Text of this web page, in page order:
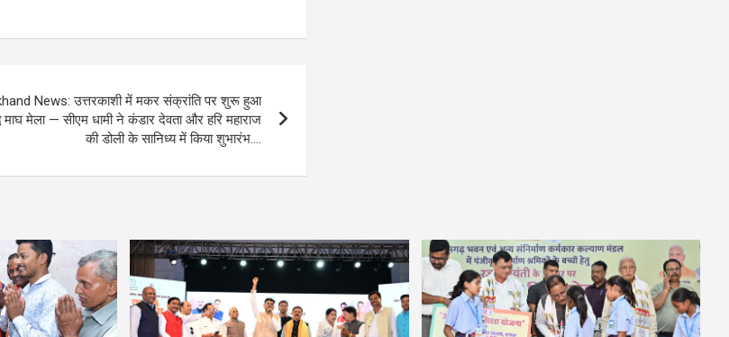
News: उत्तरकाशी में मकर संक्रांति पर शुरू हुआ
माघ मेला — सीएम धामी ने कंडार देवता और हरि महाराज
की डोली के सानिध्य में किया शुभारंभ….